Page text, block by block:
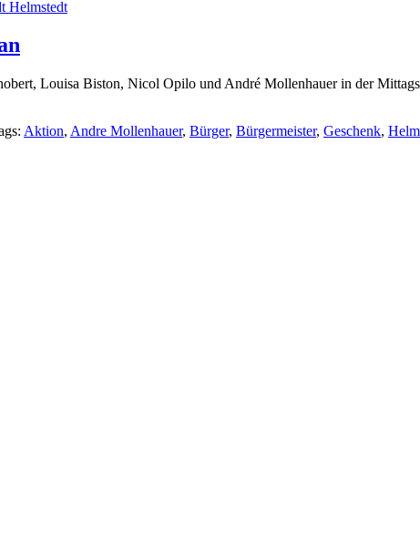
Louisa Biston, Nicol Opilo und André Mollenhauer in der
Aktion, Andre Mollenhauer, Bürger, Bürgermeister, Geschenk,